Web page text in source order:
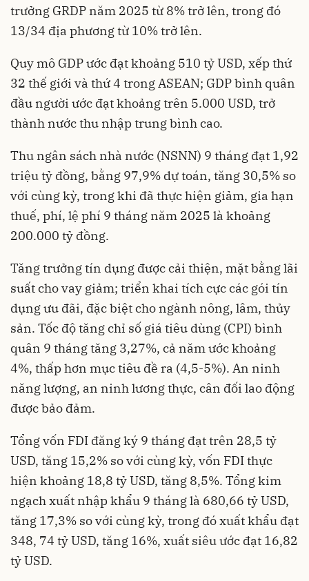
trưởng GRDP năm 2025 từ 8% trở lên, trong đó
13/34 địa phương từ 10% trở lên.
Quy mô GDP ước đạt khoảng 510 tỷ USD, xếp thứ
32 thế giới và thứ 4 trong ASEAN; GDP bình quân
đầu người ước đạt khoảng trên 5.000 USD, trở
thành nước thu nhập trung bình cao.
Thu ngân sách nhà nước (NSNN) 9 tháng đạt 1,92
triệu tỷ đồng, bằng 97,9% dự toán, tăng 30,5% so
với cùng kỳ, trong khi đã thực hiện giảm, gia hạn
thuế, phí, lệ phí 9 tháng năm 2025 là khoảng
200.000 tỷ đồng.
Tăng trưởng tín dụng được cải thiện, mặt bằng lãi
suất cho vay giảm; triển khai tích cực các gói tín
dụng ưu đãi, đặc biệt cho ngành nông, lâm, thủy
sản. Tốc độ tăng chỉ số giá tiêu dùng (CPI) bình
quân 9 tháng tăng 3,27%, cả năm ước khoảng
4%, thấp hơn mục tiêu đề ra (4,5-5%). An ninh
năng lượng, an ninh lương thực, cân đối lao động
được bảo đảm.
Tổng vốn FDI đăng ký 9 tháng đạt trên 28,5 tỷ
USD, tăng 15,2% so với cùng kỳ, vốn FDI thực
hiện khoảng 18,8 tỷ USD, tăng 8,5%. Tổng kim
ngạch xuất nhập khẩu 9 tháng là 680,66 tỷ USD,
tăng 17,3% so với cùng kỳ, trong đó xuất khẩu đạt
348, 74 tỷ USD, tăng 16%, xuất siêu ước đạt 16,82
tỷ USD.